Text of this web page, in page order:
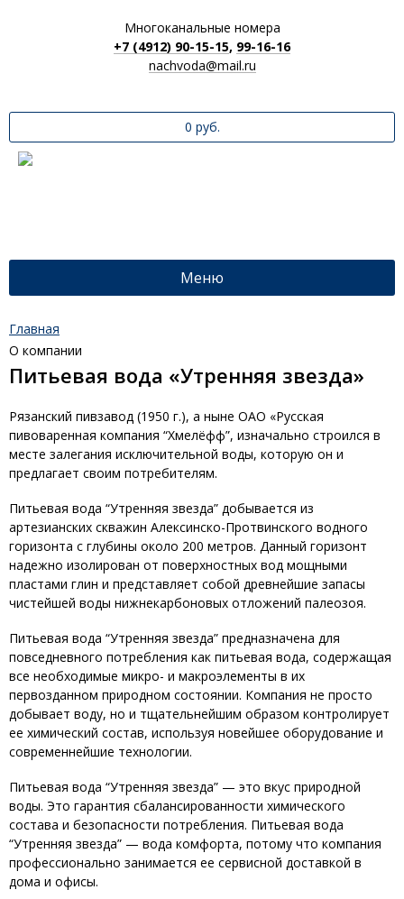
Многоканальные номера
+7 (4912) 90-15-15, 99-16-16
nachvoda@mail.ru
0 руб.
Меню
Главная
О компании
Питьевая вода «Утренняя звезда»
Рязанский пивзавод (1950 г.), а ныне ОАО «Русская
пивоваренная компания “Хмелёфф”, изначально строился в
месте залегания исключительной воды, которую он и
предлагает своим потребителям.
Питьевая вода “Утренняя звезда” добывается из
артезианских скважин Алексинско-Протвинского водного
горизонта с глубины около 200 метров. Данный горизонт
надежно изолирован от поверхностных вод мощными
пластами глин и представляет собой древнейшие запасы
чистейшей воды нижнекарбоновых отложений палеозоя.
Питьевая вода “Утренняя звезда” предназначена для
повседневного потребления как питьевая вода, содержащая
все необходимые микро- и макроэлементы в их
первозданном природном состоянии. Компания не просто
добывает воду, но и тщательнейшим образом контролирует
ее химический состав, используя новейшее оборудование и
современнейшие технологии.
Питьевая вода “Утренняя звезда” — это вкус природной
воды. Это гарантия сбалансированности химического
состава и безопасности потребления. Питьевая вода
“Утренняя звезда” — вода комфорта, потому что компания
профессионально занимается ее сервисной доставкой в
дома и офисы.